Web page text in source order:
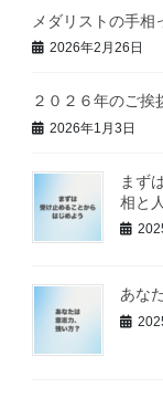
メダリストの手相
2026年2月26日
２０２６年のご挨
2026年1月3日
まず
相と
あな